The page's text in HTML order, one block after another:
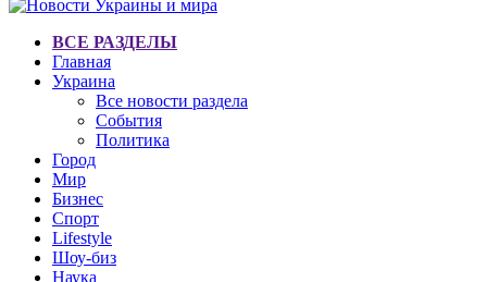
ВСЕ РАЗДЕЛЫ
Главная
Украина
Все новости раздела
События
Политика
Город
Мир
Бизнес
Спорт
Lifestyle
Шоу-биз
Наука